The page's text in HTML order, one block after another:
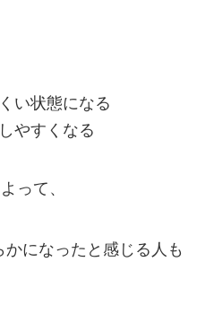
い状態になる
やすくなる
って、
になったと感じる人も